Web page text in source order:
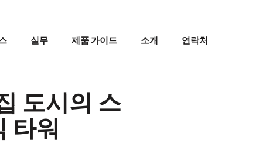
실무 제품 가이드 소개 연락처
도시의 스
타워